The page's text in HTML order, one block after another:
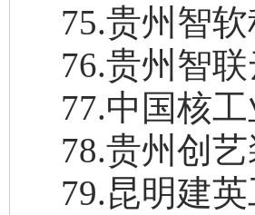
75.贵州智
76.贵州智
77.中国核
78.贵州创
79.昆明建